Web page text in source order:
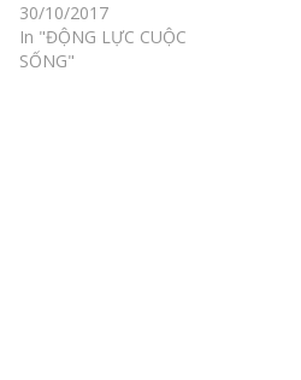
30/10/2017
In "ĐỘNG LỰC CUỘC
SỐNG"